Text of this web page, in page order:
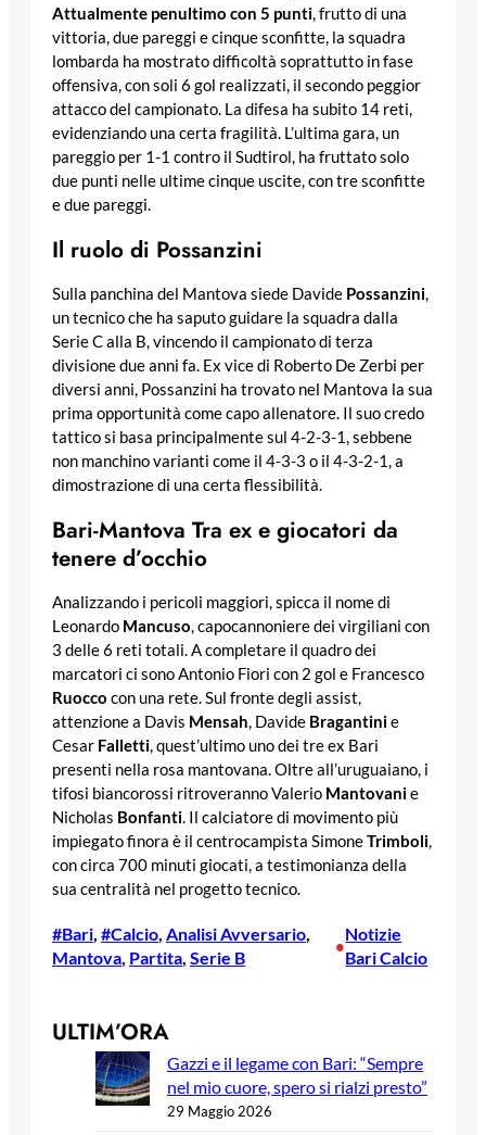
Attualmente penultimo con 5 punti, frutto di una
vittoria, due pareggi e cinque sconfitte, la squadra
lombarda ha mostrato difficoltà soprattutto in fase
offensiva, con soli 6 gol realizzati, il secondo peggior
attacco del campionato. La difesa ha subito 14 reti,
evidenziando una certa fragilità. L’ultima gara, un
pareggio per 1-1 contro il Sudtirol, ha fruttato solo
due punti nelle ultime cinque uscite, con tre sconfitte
e due pareggi.
Il ruolo di Possanzini
Sulla panchina del Mantova siede Davide Possanzini,
un tecnico che ha saputo guidare la squadra dalla
Serie C alla B, vincendo il campionato di terza
divisione due anni fa. Ex vice di Roberto De Zerbi per
diversi anni, Possanzini ha trovato nel Mantova la sua
prima opportunità come capo allenatore. Il suo credo
tattico si basa principalmente sul 4-2-3-1, sebbene
non manchino varianti come il 4-3-3 o il 4-3-2-1, a
dimostrazione di una certa flessibilità.
Bari-Mantova Tra ex e giocatori da
tenere d’occhio
Analizzando i pericoli maggiori, spicca il nome di
Leonardo Mancuso, capocannoniere dei virgiliani con
3 delle 6 reti totali. A completare il quadro dei
marcatori ci sono Antonio Fiori con 2 gol e Francesco
Ruocco con una rete. Sul fronte degli assist,
attenzione a Davis Mensah, Davide Bragantinie
Cesar Falletti, quest’ultimo uno dei tre ex Bari
presenti nella rosa mantovana. Oltre all’uruguaiano, i
tifosi biancorossi ritroveranno Valerio Mantovanie
Nicholas Bonfanti. Il calciatore di movimento più
impiegato finora è il centrocampista SimoneTrimboli,
con circa 700 minuti giocati, a testimonianza della
sua centralità nel progetto tecnico.
#Bari #Calcio Analisi Avversario
Mantova Partita Serie B
•
Notizie
Bari Calcio
ULTIM’ORA
Gazzi e il legame con Bari: “Sempre
nel mio cuore, spero si rialzi presto”
29 Maggio 2026